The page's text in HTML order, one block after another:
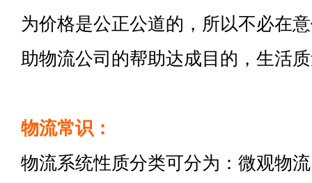
为价格是公正公道的，所以不必在
助物流公司的帮助达成目的，生活
物流常识：
物流系统性质分类可分为：微观物